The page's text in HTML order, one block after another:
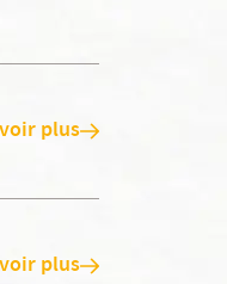
plus
plus